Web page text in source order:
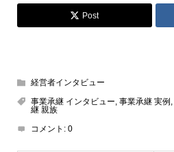
Post
経営者インタビュー
事業承継 インタビュー, 事業承継 実例 ,
継 親族
コメント: 0